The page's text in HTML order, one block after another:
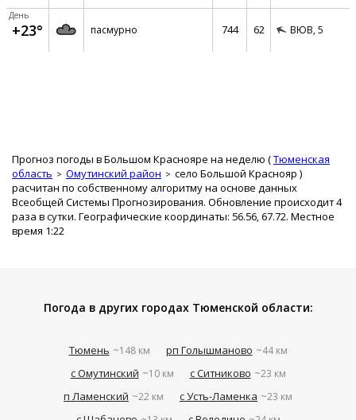
День
+23° пасмурно 744 62 ВЮВ, 5
Прогноз погоды в Большом Краснояре на неделю (Тюменская
область
Омутинский район село Большой Краснояр )
расчитан по собственному алгоритму на основе данных
Всеобщей Системы Прогнозирования. Обновление происходит 4
раза в сутки. Географические координаты: 56.56, 67.72. Местное
время 1:22
Погода в других городах Тюменской области:
Тюмень ~148 км рп Голышманово ~44 км
с Омутинский ~10 км с Ситниково ~23 км
п Ламенский ~22 км с Усть-Ламенка ~23 км